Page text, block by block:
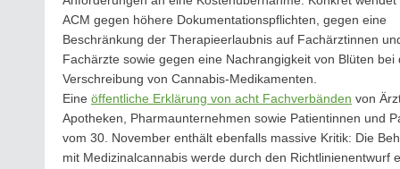
ACM gegen höhere Dokumentationspflichten, gegen eine
Beschränkung der Therapieerlaubnis auf Fachärztinnen
Fachärzte sowie gegen eine Nachrangigkeit von Blüten bei
Verschreibung von Cannabis-Medikamenten.
Eine öffentliche Erklärung von acht Fachverbänden von
Apotheken, Pharmaunternehmen sowie Patientinnen und
vom 30. November enthält ebenfalls massive Kritik: Die
mit Medizinalcannabis werde durch den Richtlinienentwurf